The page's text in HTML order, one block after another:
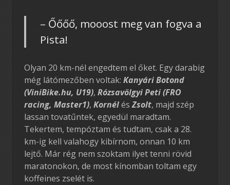
– Őőőő, mooost meg van fogva a
Pista!
Olyan 20 km-nél engedtem el őket. Egy darabig
még látómezőben voltak: Kanyári Botond
(ViniBike.hu, U19), Rózsavölgyi Peti (FRO
racing, Master1), KornélésZsolt, majd szép
lassan tovatűntek, egyedül maradtam.
Tekertem, tempóztam és tudtam, csak a 28.
km-ig kell valahogy kibírnom, onnan 10 km
lejtő. Már rég nem szoktam ilyet tenni rövid
maratonokon, de most kínomban toltam egy
koffeines zselét is.